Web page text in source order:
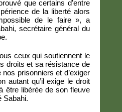
que certains d’entre
de la liberté alors
de le faire », a
secrétaire général du
ceux qui soutiennent le
droits et sa résistance de
prisonniers et d’exiger
autant qu’il exige le droit
être libérée de son fleuve
Sabahi.